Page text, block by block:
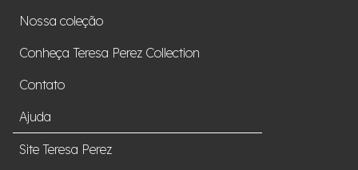
Nossa coleção
Conheça Teresa Perez Collection
Contato
Ajuda
Site Teresa Perez